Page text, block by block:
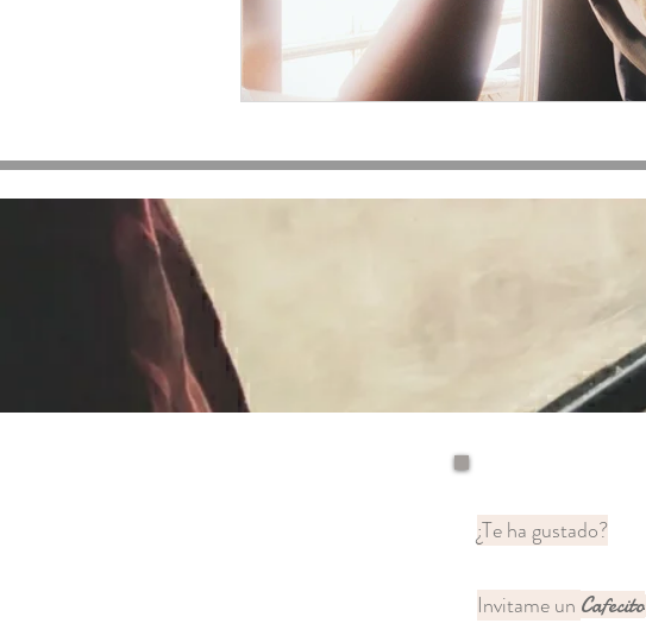
¿Te ha gustado?
Invitame un Cafecito